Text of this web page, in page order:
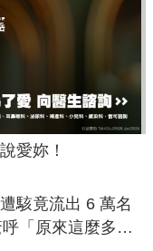
愛妳！
駭竟流出 6 萬名
「原來這麼多人